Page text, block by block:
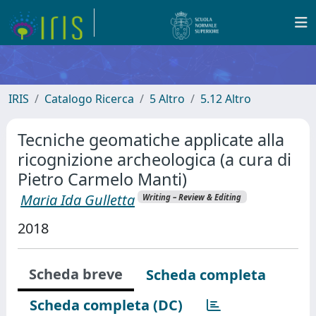
IRIS Catalogo Ricerca 5 Altro 5.12 Altro
Tecniche geomatiche applicate alla
ricognizione archeologica (a cura di
Pietro Carmelo Manti)
Maria Ida Gulletta Writing – Review & Editing
2018
Scheda breve
Scheda completa
Scheda completa (DC)